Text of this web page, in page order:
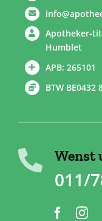
Apotheker-
Humblet
APB: 265101
BTW BE0432
Wenst
011/